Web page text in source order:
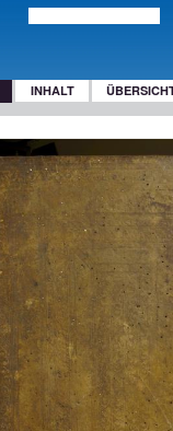
INHALT